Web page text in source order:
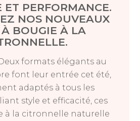
ET PERFORMANCE.
NOS NOUVEAUX
À BOUGIE À LA
formats élégants au
font leur entrée cet été,
adaptés à tous les
style et efficacité, ces
à la citronnelle naturelle